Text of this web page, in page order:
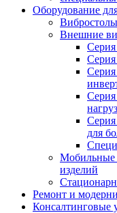
Оборудование
Вибростолы
Внешние
для
Мобильные
изделий
Ремонт и
Консалтинговые